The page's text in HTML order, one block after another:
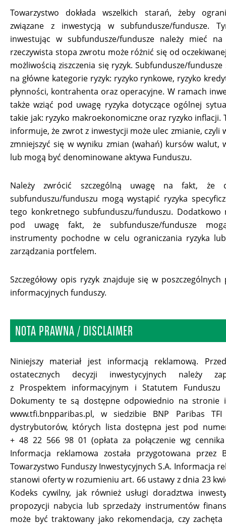
Towarzystwo dokłada wszelkich starań, żeby
związane z inwestycją w subfundusze/fundusze.
inwestując w subfundusze/fundusze należy mieć na
rzeczywista stopa zwrotu może różnić się od
możliwością ziszczenia się ryzyk. Subfundusze/
na główne kategorie ryzyk: ryzyko rynkowe, ryzyko
płynności, kontrahenta oraz operacyjne. W ramach
także wziąć pod uwagę ryzyka dotyczące ogólnej
takie jak: ryzyko makroekonomiczne oraz ryzyko inflacji.
informuje, że zwrot z inwestycji może ulec zmianie, czyli
zmniejszyć się w wyniku zmian (wahań) kursów walut,
lub mogą być denominowane aktywa Funduszu.
Należy zwrócić szczególną uwagę na fakt, że
subfunduszu/funduszu mogą wystąpić ryzyka
tego konkretnego subfunduszu/funduszu. Dodatkowo
pod uwagę fakt, że subfundusze/fundusze
instrumenty pochodne w celu ograniczania ryzyka
zarządzania portfelem.
Szczegółowy opis ryzyk znajduje się w
informacyjnych funduszy.
NOTA PRAWNA / DISCLAIMER
Niniejszy materiał jest informacją reklamową.
ostatecznych decyzji inwestycyjnych należy
z Prospektem informacyjnym i Statutem Funduszu
Dokumenty te są dostępne odpowiednio na stronie
www.tfi.bnpparibas.pl, w siedzibie BNP Paribas
dystrybutorów, których lista dostępna jest pod
+ 48 22 566 98 01 (opłata za połączenie wg
Informacja reklamowa została przygotowana przez
Towarzystwo Funduszy Inwestycyjnych S.A. Informacja
stanowi oferty w rozumieniu art. 66 ustawy z dnia 23
Kodeks cywilny, jak również usługi doradztwa
propozycji nabycia lub sprzedaży instrumentów
może być traktowany jako rekomendacja, czy